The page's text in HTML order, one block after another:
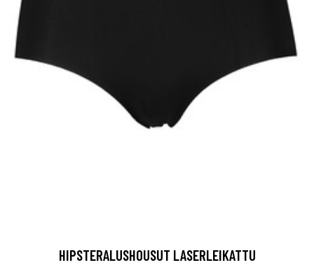
HIPSTERALUSHOUSUT LASERLEIKATTU